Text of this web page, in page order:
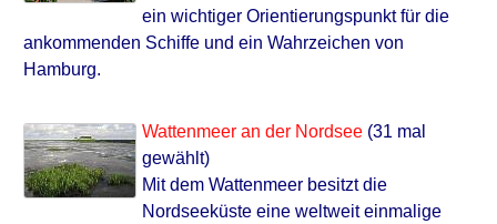
ein wichtiger Orientierungspunkt für die
ankommenden Schiffe und ein Wahrzeichen von
Hamburg.
Wattenmeer an der Nordsee (31 mal
gewählt)
Mit dem Wattenmeer besitzt die
Nordseeküste eine weltweit einmalige